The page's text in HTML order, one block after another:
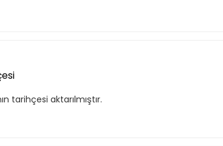
tarihçesi aktarılmıştır.